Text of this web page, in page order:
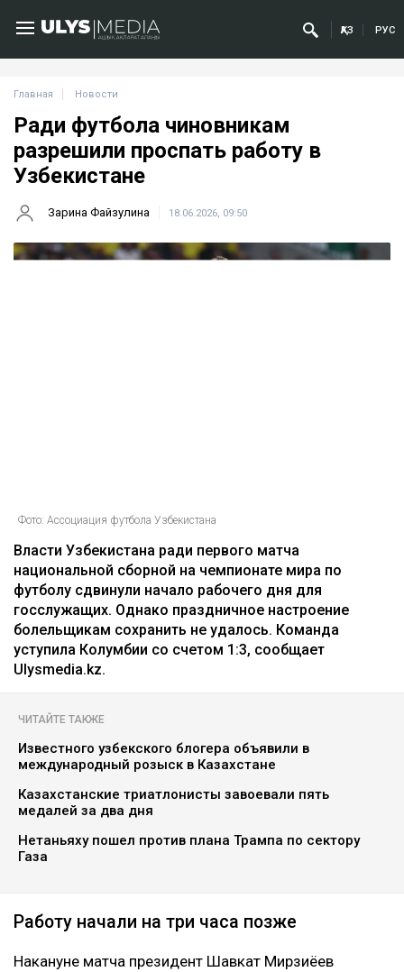
ҚАЗ РУС
Главная Новости
Ради футбола чиновникам
разрешили проспать работу в
Узбекистане
Зарина Файзулина 18.06.2026, 09:50
Фото: Ассоциация футбола Узбекистана
Власти Узбекистана ради первого матча
национальной сборной на чемпионате мира по
футболу сдвинули начало рабочего дня для
госслужащих. Однако праздничное настроение
болельщикам сохранить не удалось. Команда
уступила Колумбии со счетом 1:3, сообщает
Ulysmedia.kz.
ЧИТАЙТЕ ТАКЖЕ
Известного узбекского блогера объявили в
международный розыск в Казахстане
Казахстанские триатлонисты завоевали пять
медалей за два дня
Нетаньяху пошел против плана Трампа по сектору
Газа
Работу начали на три часа позже
Накануне матча президент Шавкат Мирзиёев